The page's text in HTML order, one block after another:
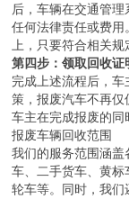
后，车辆在交通管
任何法律责任或费
上，只要符合相关
第四步：领取回收证
完成上述流程后，
策，报废汽车不再仅
车主在完成报废的同
报废车辆回收范围
我们的服务范围涵
车、二手货车、黄
轮车等。同时，我